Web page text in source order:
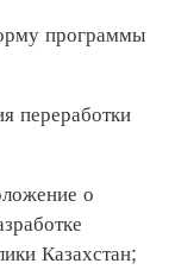
программы
переработки
о
Казахстан;